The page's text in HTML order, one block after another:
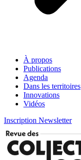
À propos
Publications
Agenda
Dans les territoires
Innovations
Vidéos
Inscription Newsletter